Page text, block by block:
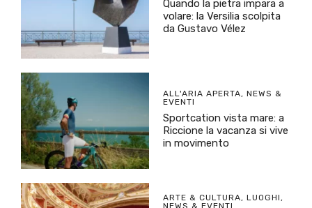
Quando la pietra impara a
volare: la Versilia scolpita
da Gustavo Vélez
ALL'ARIA APERTA, NEWS &
EVENTI
Sportcation vista mare: a
Riccione la vacanza si vive
in movimento
ARTE & CULTURA, LUOGHI ,
NEWS & EVENTI